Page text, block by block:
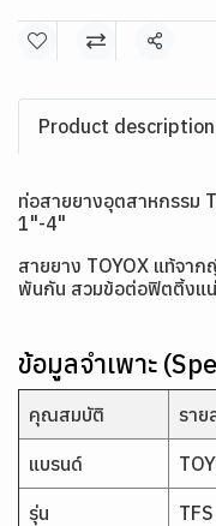
แชร์
Product description
ท่อสายยางอุตสาหกรรม
1"-4"
สายยาง TOYOX แท้จา
พันกัน สวมข้อต่อฟิตติ้งแ
ข้อมูลจำเพาะ
คุณสมบัติ ราย
แบรนด์
รุ่น